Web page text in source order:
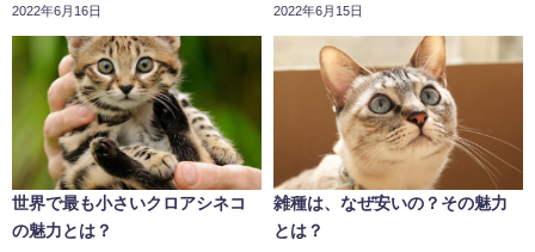
2022年6月16日 2022年6月15日
世界で最も小さいクロアシネコ
の魅力とは？
雑種は、なぜ安いの？その魅力
とは？